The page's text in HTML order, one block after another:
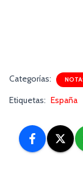
Categorías:
Etiquetas: España